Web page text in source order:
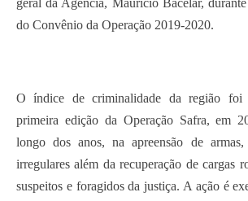
geral da Agência, Maurício Bacelar,
do Convênio da Operação 2019-2020.
O índice de criminalidade da região foi
primeira edição da Operação Safra, em
longo dos anos, na apreensão de
irregulares além da recuperação de cargas
suspeitos e foragidos da justiça. A ação é